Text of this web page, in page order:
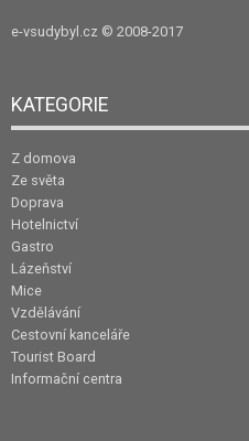
e-vsudybyl.cz © 2008-2017
KATEGORIE
Z domova
Ze světa
Doprava
Hotelnictví
Gastro
Lázeňství
Mice
Vzdělávání
Cestovní kanceláře
Tourist Board
Informační centra